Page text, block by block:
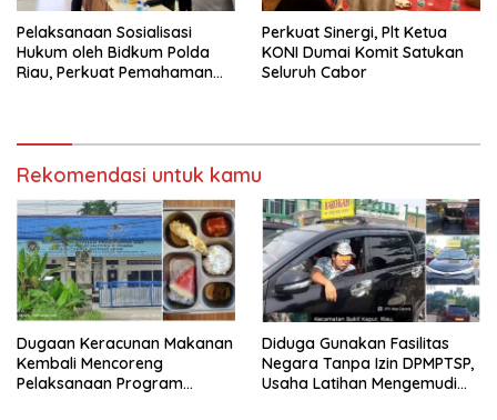
Pelaksanaan Sosialisasi
Hukum oleh Bidkum Polda
Riau, Perkuat Pemahaman
Perkuat Sinergi, Plt Ketua
KONI Dumai Komit Satukan
Seluruh Cabor
Rekomendasi untuk kamu
Dugaan Keracunan Makanan
Kembali Mencoreng
Pelaksanaan Program
Diduga Gunakan Fasilitas
Negara Tanpa Izin DPMPTSP,
Usaha Latihan Mengemudi